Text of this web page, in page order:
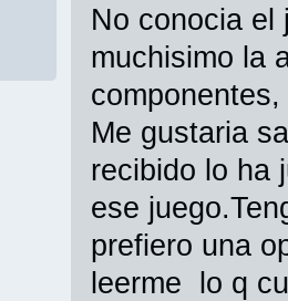
No conocia el
muchisimo la
Me gustaria
recibido lo ha
ese
prefiero una
leerme lo q